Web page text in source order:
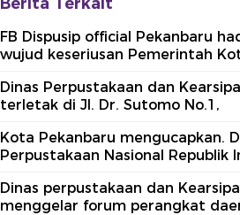
FB Dispusip official Pekanbaru
wujud keseriusan Pemerintah
Dinas Perpustakaan dan
terletak di Jl. Dr. Sutomo No.1,
Kota Pekanbaru mengucapkan.
Perpustakaan Nasional Republik
Dinas perpustakaan dan
menggelar forum perangkat